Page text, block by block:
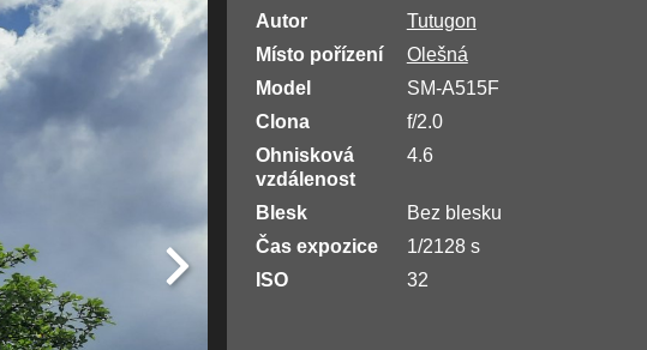
Autor
Tutugon
Místo pořízení
Olešná
Model
SM-A515F
Clona
f/2.0
Ohnisková
vzdálenost
4.6
Blesk
Bez blesku
Čas expozice
1/2128 s
ISO
32